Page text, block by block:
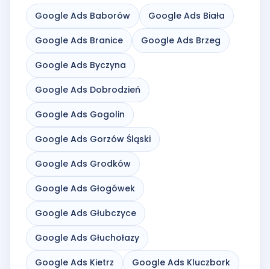
Google Ads Baborów Google Ads Biała
Google Ads Branice Google Ads Brzeg
Google Ads Byczyna
Google Ads Dobrodzień
Google Ads Gogolin
Google Ads Gorzów Śląski
Google Ads Grodków
Google Ads Głogówek
Google Ads Głubczyce
Google Ads Głuchołazy
Google Ads Kietrz Google Ads Kluczbork